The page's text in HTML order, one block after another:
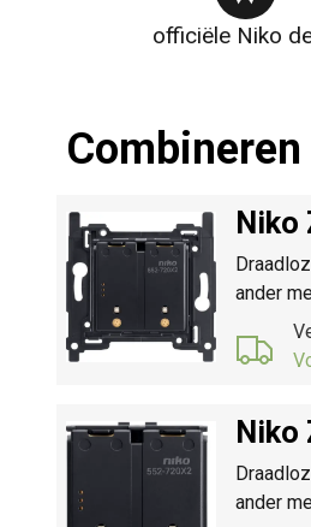
officiële Niko
Niko
ander
Niko
ander